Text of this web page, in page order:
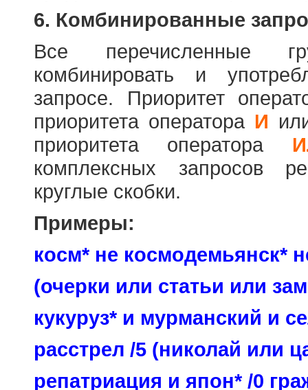
6. Комбинированные
Все перечисленные
комбинировать и
запросе. Приоритет
приоритета оператора И
приоритета оператора
комплексных запросов
круглые скобки.
Примеры:
косм* не космодемьянск*
(очерки или статьи или
кукуруз* и мурманский и
расстрел /5 (николай или
репатриация и япон* /0